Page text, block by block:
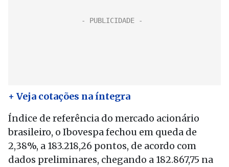
+ Veja cotações na íntegra
Índice de referência do mercado acionário
brasileiro, o Ibovespa fechou em queda de
2,38%, a 183.218,26 pontos, de acordo com
dados preliminares, chegando a 182.867,75 na